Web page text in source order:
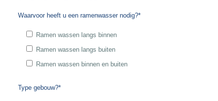
Waarvoor heeft u een ramenwasser nodig?*
Ramen wassen langs binnen
Ramen wassen langs buiten
Ramen wassen binnen en buiten
Type gebouw?*